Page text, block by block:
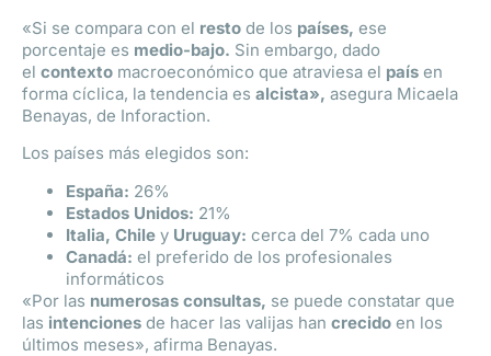
«Si se compara con el resto de los países, ese
porcentaje es medio-bajo. Sin embargo, dado
el contexto macroeconómico que atraviesa el país en
forma cíclica, la tendencia es alcista», asegura Micaela
Benayas, de Inforaction.
Los países más elegidos son:
España: 26%
Estados Unidos: 21%
Italia, Chile y Uruguay: cerca del 7% cada uno
Canadá: el preferido de los profesionales
informáticos
«Por las numerosas consultas, se puede constatar que
las intenciones de hacer las valijas han crecido en los
últimos meses», afirma Benayas.